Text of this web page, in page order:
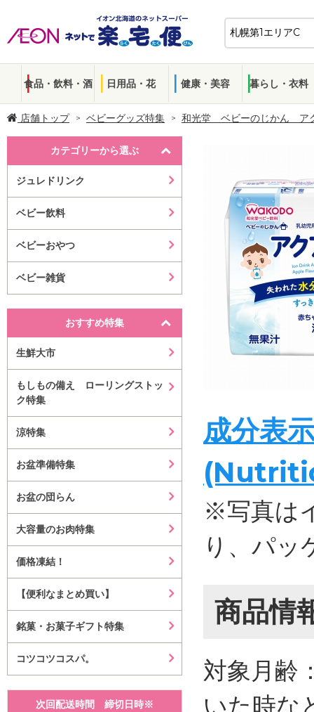
食品・飲料・酒 日用品・花 健康・美容 暮らし・衣料
店舗トップ ベビーグッズ特集 和光堂 ベビーのじかん ア
カテゴリーから選ぶ
ジュレドリンク
ベビー飲料
ベビーおやつ
ベビー雑貨
おすすめ特集
生鮮大市
もしもの備え ローリングストッ
ク特集
涼特集
お盆準備特集
お盆の団らん
大容量のお肉特集
価格凍結！
【便利なまとめ買い】
銘菓・お菓子ギフト特集
コツコツコスパ。
次回配送時間 締切日時※
成分表
※写真は
り、パッ
商品情
対象月齢
いた時な